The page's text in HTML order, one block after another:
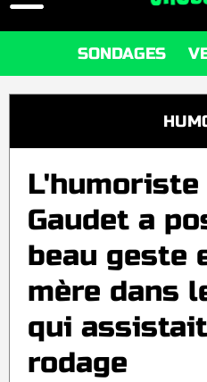
SONDAGES
L'humoriste
Gaudet a
beau geste
mère dans
qui
rodage